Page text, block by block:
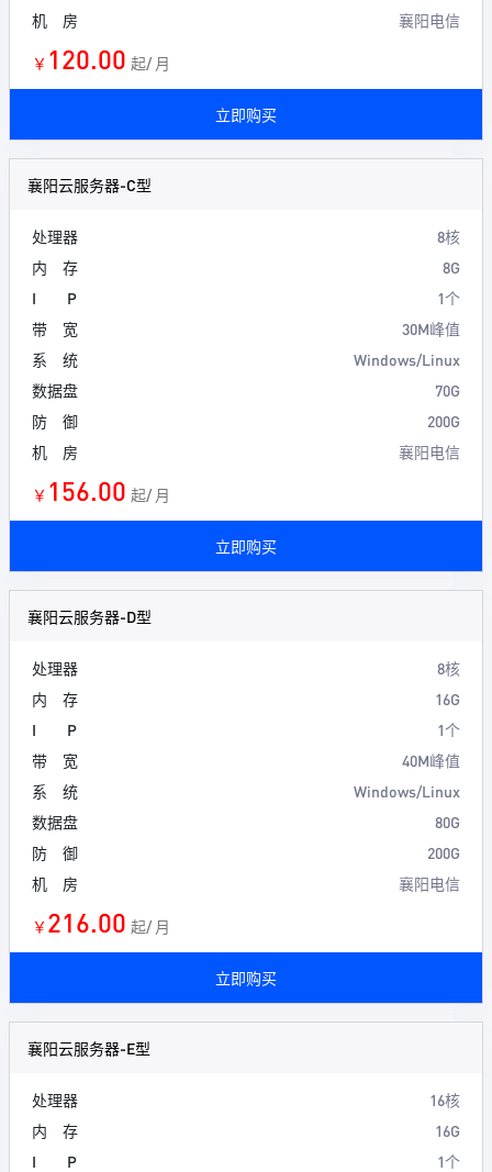
机 房
襄阳电信
￥ 120.00 起/ 月
立即购买
襄阳云服务器-C型
处理器
8核
内 存
8G
I P
1个
带 宽
30M峰值
系 统
Windows/Linux
数据盘
70G
防 御
200G
机 房
襄阳电信
￥ 156.00 起/ 月
立即购买
襄阳云服务器-D型
处理器
8核
内 存
16G
I P
1个
带 宽
40M峰值
系 统
Windows/Linux
数据盘
80G
防 御
200G
机 房
襄阳电信
￥ 216.00 起/ 月
立即购买
襄阳云服务器-E型
处理器
16核
内 存
16G
I P
1个